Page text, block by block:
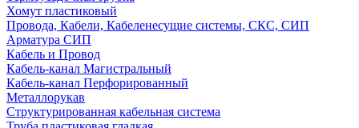
Хомут пластиковый
Провода, Кабели, Кабеленесущие системы, СКС, СИП
Арматура СИП
Кабель и Провод
Кабель-канал Магистральный
Кабель-канал Перфорированный
Металлорукав
Структурированная кабельная система